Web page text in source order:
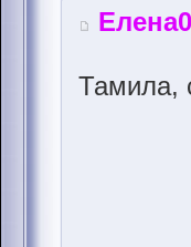
Тамила,